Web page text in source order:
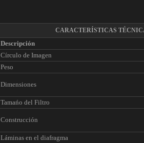
CARACTERÍSTICAS
Descripción
Círculo de Imagen
Peso
Dimensiones
Tamańo del Filtro
Construcción
Láminas en el diafragma